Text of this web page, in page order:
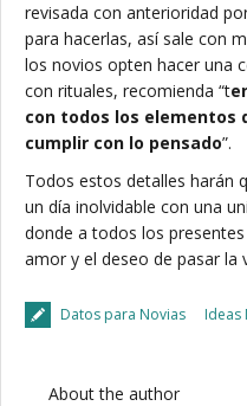
revisada con anterioridad
para hacerlas, así sale con
los novios opten hacer una
con rituales, recomienda “t
con todos los elementos
cumplir con lo pensado”.
Todos estos detalles harán
un día inolvidable con una
donde a todos los
amor y el deseo de pasar la
Datos para Novias Ideas
About the author